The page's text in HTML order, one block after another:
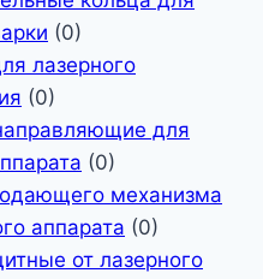
(0)
лазерного
(0)
для
(0)
механизма
аппарата (0)
от лазерного